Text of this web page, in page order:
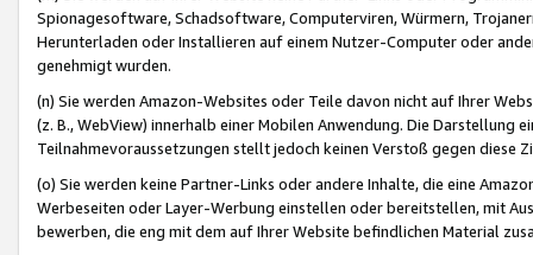
Spionagesoftware, Schadsoftware, Computerviren, Würmern,
Herunterladen oder Installieren auf einem Nutzer-Computer oder
genehmigt wurden.
(n) Sie werden Amazon-Websites oder Teile davon nicht auf Ihrer
(z. B., WebView) innerhalb einer Mobilen Anwendung. Die Darstellung
Teilnahmevoraussetzungen stellt jedoch keinen Verstoß gegen diese
(o) Sie werden keine Partner-Links oder andere Inhalte, die eine
Werbeseiten oder Layer-Werbung einstellen oder bereitstellen, mit
bewerben, die eng mit dem auf Ihrer Website befindlichen Material